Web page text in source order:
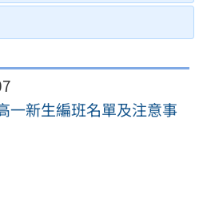
一新生編班名單及注意事